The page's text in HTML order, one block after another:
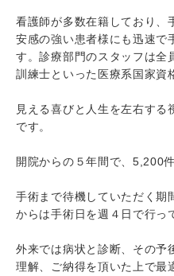
看護師が多数在籍しており、
安感の強い患者様にも迅速で
す。診療部門のスタッフは全
訓練士といった医療系国家資
見える喜びと人生を左右する
です。
開院からの５年間で、5,200
手術まで待機していただく期
からは手術日を週４日で行っ
外来では病状と診断、その予
理解、ご納得を頂いた上で最